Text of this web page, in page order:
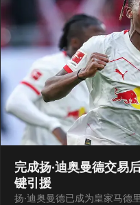
完成扬·迪奥曼德交易
键引援
扬·迪奥曼德已成为皇家马德